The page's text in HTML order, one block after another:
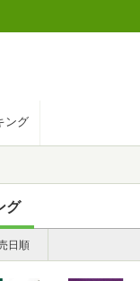
ング
グ
日順